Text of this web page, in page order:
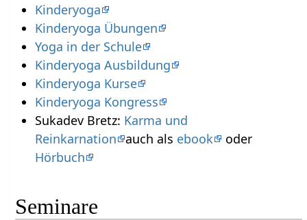
Kinderyoga
Kinderyoga Übungen
Yoga in der Schule
Kinderyoga Ausbildung
Kinderyoga Kurse
Kinderyoga Kongress
Sukadev Bretz: Karma und
Reinkarnation auch als ebook
oder
Hörbuch
Seminare